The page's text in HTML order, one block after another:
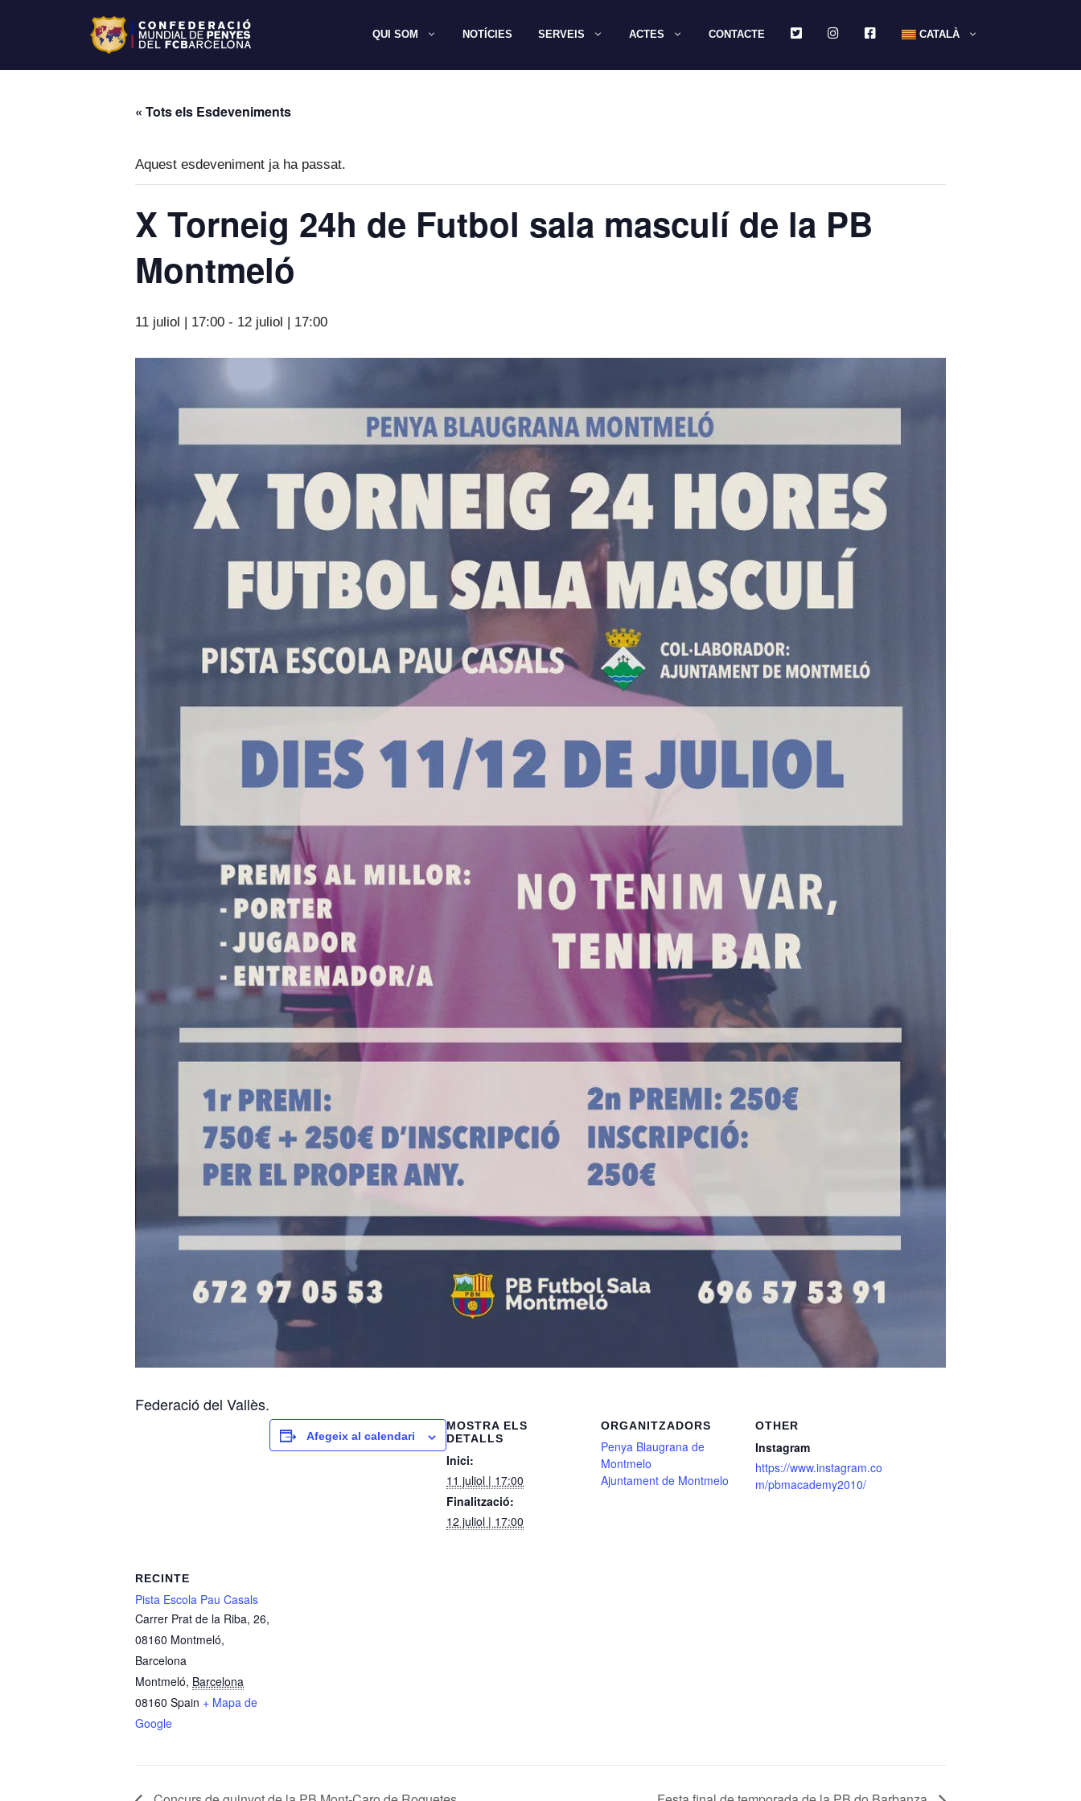
QUI SOM NOTÍCIES SERVEIS ACTES CONTACTE TWITTERINSTAGRAMFACEBOOKCATALÀ
« Tots els Esdeveniments
Aquest esdeveniment ja ha passat.
X Torneig 24h de Futbol sala masculí de la PB
Montmeló
11 juliol | 17:00 - 12 juliol | 17:00
Federació del Vallès.
Afegeix al calendari
MOSTRA ELS
DETALLS
Inici:
11 juliol | 17:00
Finalització:
12 juliol | 17:00
ORGANITZADORS
Penya Blaugrana de
Montmelo
Ajuntament de Montmelo
OTHER
Instagram
https://www.instagram.co
m/pbmacademy2010/
RECINTE
Pista Escola Pau Casals
Carrer Prat de la Riba, 26,
08160 Montmeló,
Barcelona
Montmeló, Barcelona
08160 Spain + Mapa de
Google